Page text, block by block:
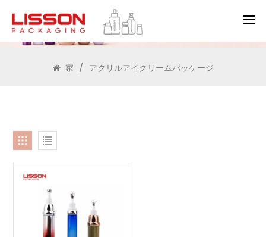
検索
家 / アクリルアイクリームパッケージ